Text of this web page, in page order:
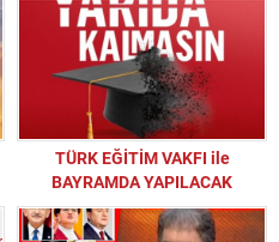
TÜRK EĞİTİM VAKFI ile
BAYRAMDA YAPILACAK
BAĞIŞLARLA DA ÖĞRENCİLERİN
YANINDA OLALIM!